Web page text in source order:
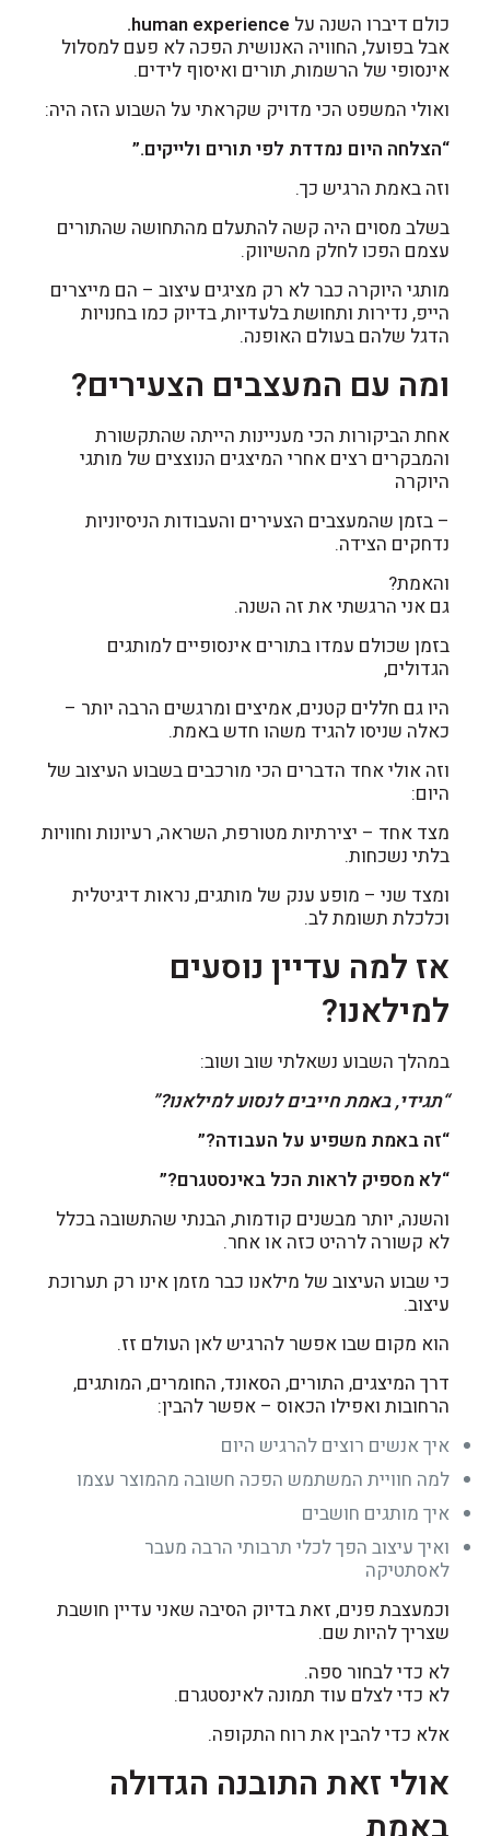
כולם דיברו השנה על
אבל בפועל, החוויה האנושית הפכה לא פעם למסלול
אינסופי של הרשמות, תורים ואיסוף לידים.
ואולי המשפט הכי מדויק שקראתי על השבוע הזה היה:
“הצלחה היום נמדדת לפי תורים ולייקים.”
וזה באמת הרגיש כך.
בשלב מסוים היה קשה להתעלם מהתחושה שהתורים
עצמם הפכו לחלק מהשיווק.
מותגי היוקרה כבר לא רק מציגים עיצוב – הם מייצרים
הייפ, נדירות ותחושת בלעדיות, בדיוק כמו בחנויות
הדגל שלהם בעולם האופנה.
ומה עם המעצבים הצעירים?
אחת הביקורות הכי מעניינות הייתה שהתקשורת
והמבקרים רצים אחרי המיצגים הנוצצים של מותגי
היוקרה
– בזמן שהמעצבים הצעירים והעבודות הניסיוניות
נדחקים הצידה.
והאמת?
גם אני הרגשתי את זה השנה.
בזמן שכולם עמדו בתורים אינסופיים למותגים
הגדולים,
היו גם חללים קטנים, אמיצים ומרגשים הרבה יותר –
כאלה שניסו להגיד משהו חדש באמת.
וזה אולי אחד הדברים הכי מורכבים בשבוע העיצוב של
היום:
מצד אחד – יצירתיות מטורפת, השראה, רעיונות וחוויות
בלתי נשכחות.
ומצד שני – מופע ענק של מותגים, נראות דיגיטלית
וכלכלת תשומת לב.
אז למה עדיין נוסעים
למילאנו?
במהלך השבוע נשאלתי שוב ושוב:
“תגידי, באמת חייבים לנסוע למילאנו?”
“זה באמת משפיע על העבודה?”
“לא מספיק לראות הכל באינסטגרם?”
והשנה, יותר מבשנים קודמות, הבנתי שהתשובה בכלל
לא קשורה לרהיט כזה או אחר.
כי שבוע העיצוב של מילאנו כבר מזמן אינו רק תערוכת
עיצוב.
הוא מקום שבו אפשר להרגיש לאן העולם זז.
דרך המיצגים, התורים, הסאונד, החומרים, המותגים,
הרחובות ואפילו הכאוס – אפשר להבין:
איך אנשים רוצים להרגיש היום
למה חוויית המשתמש הפכה חשובה מהמוצר עצמו
איך מותגים חושבים
ואיך עיצוב הפך לכלי תרבותי הרבה מעבר
לאסתטיקה
וכמעצבת פנים, זאת בדיוק הסיבה שאני עדיין חושבת
שצריך להיות שם.
לא כדי לבחור ספה.
לא כדי לצלם עוד תמונה לאינסטגרם.
אלא כדי להבין את רוח התקופה.
אולי זאת התובנה הגדולה